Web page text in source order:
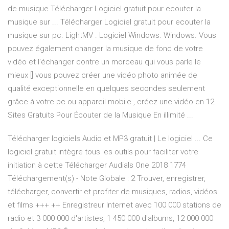
de musique Télécharger Logiciel gratuit pour ecouter la
musique sur ... Télécharger Logiciel gratuit pour ecouter la
musique sur pc. LightMV . Logiciel Windows. Windows. Vous
pouvez également changer la musique de fond de votre
vidéo et l'échanger contre un morceau qui vous parle le
mieux [] vous pouvez créer une vidéo photo animée de
qualité exceptionnelle en quelques secondes seulement
grâce à votre pc ou appareil mobile , créez une vidéo en 12
Sites Gratuits Pour Écouter de la Musique En illimité ...
Télécharger logiciels Audio et MP3 gratuit | Le logiciel ... Ce
logiciel gratuit intègre tous les outils pour faciliter votre
initiation à cette Télécharger Audials One 2018 1774
Téléchargement(s) - Note Globale : 2 Trouver, enregistrer,
télécharger, convertir et profiter de musiques, radios, vidéos
et films +++ ++ Enregistreur Internet avec 100 000 stations de
radio et 3 000 000 d'artistes, 1 450 000 d'albums, 12 000 000